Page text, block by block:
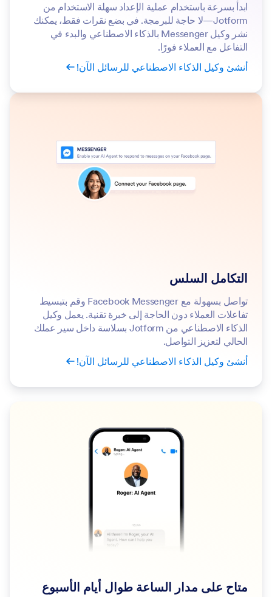
ابدأ بسرعة باستخدام عملية الإعداد سهلة الاستخدام من
Jotform—لا حاجة للبرمجة. في بضع نقرات فقط، يمكنك
نشر وكيل Messenger بالذكاء الاصطناعي والبدء في
التفاعل مع العملاء فورًا.
أنشئ وكيل الذكاء الاصطناعي للرسائل الآن!
التكامل السلس
تواصل بسهولة مع Facebook Messenger وقم بتبسيط
تفاعلات العملاء دون الحاجة إلى خبرة تقنية. يعمل وكيل
الذكاء الاصطناعي من Jotform بسلاسة داخل سير عملك
الحالي لتعزيز التواصل.
أنشئ وكيل الذكاء الاصطناعي للرسائل الآن!
متاح على مدار الساعة طوال أيام الأسبوع